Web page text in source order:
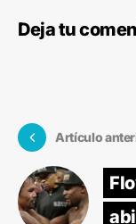
Deja tu
Artículo